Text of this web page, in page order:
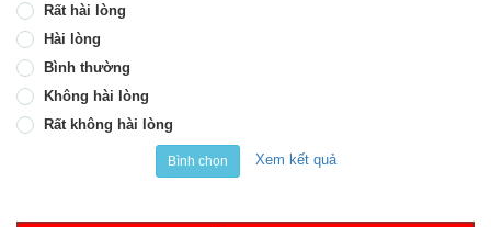
Rất hài lòng
Hài lòng
Bình thường
Không hài lòng
Rất không hài lòng
Bình chọn Xem kết quả